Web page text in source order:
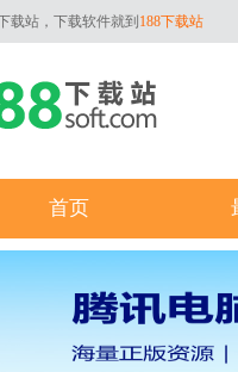
载站，下载软件就到 188下载站
首页